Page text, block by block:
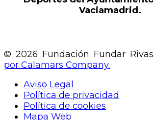
Vaciamadrid.
© 2026 Fundación Fundar
por Calamars Company.
Aviso Legal
Política de privacidad
Política de cookies
Mapa Web